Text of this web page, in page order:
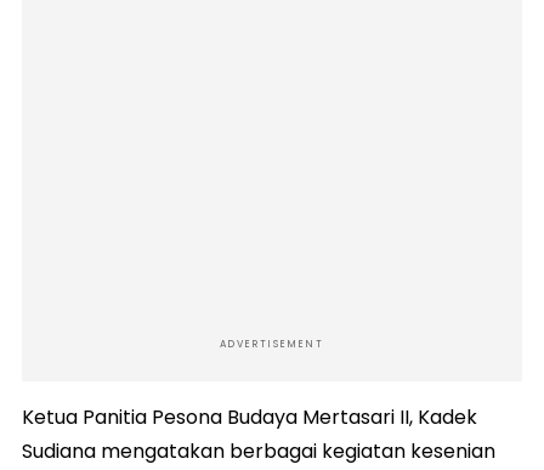
ADVERTISEMENT
Ketua Panitia Pesona Budaya Mertasari II, Kadek
Sudiana mengatakan berbagai kegiatan kesenian